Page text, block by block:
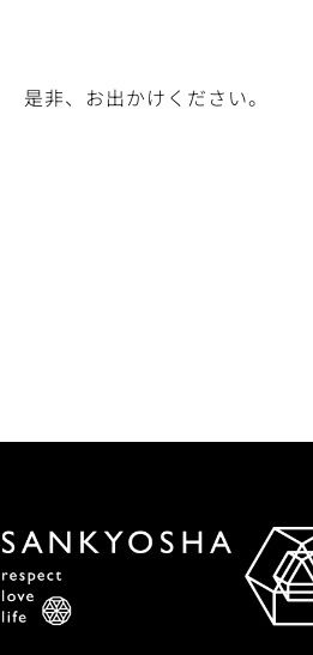
是非、お出かけください。